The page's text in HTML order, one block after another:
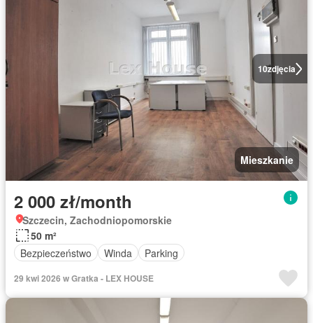
10zdjęcia
Mieszkanie
2 000 zł/month
Szczecin, Zachodniopomorskie
50 m²
Bezpieczeństwo
Winda Parking
29 kwi 2026 w Gratka - LEX HOUSE